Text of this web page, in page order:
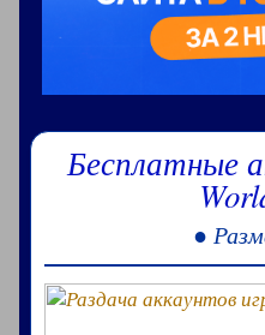
Бесплатные
●